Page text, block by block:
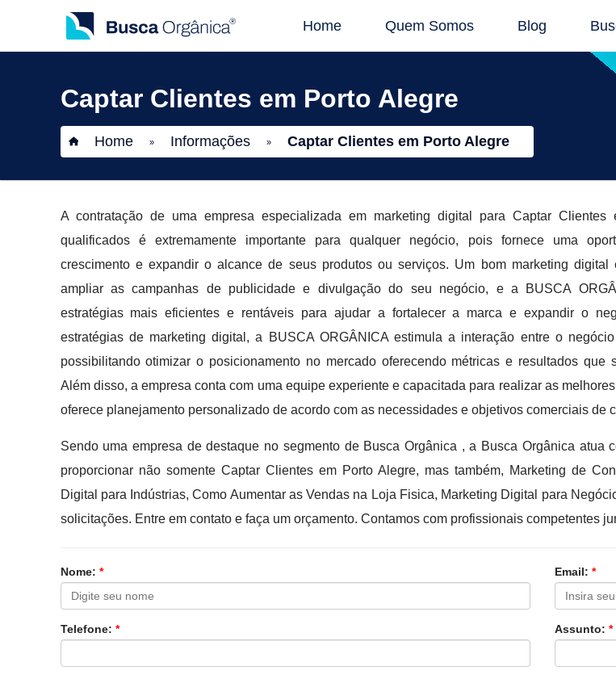
Home Quem Somos Blog
Captar Clientes em Porto Alegre
Home » Informações » Captar Clientes em Porto Alegre
A contratação de uma empresa especializada em marketing digital para Captar Clientes
qualificados é extremamente importante para qualquer negócio, pois fornece uma
crescimento e expandir o alcance de seus produtos ou serviços. Um bom marketing digital
ampliar as campanhas de publicidade e divulgação do seu negócio, e a BUSCA
estratégias mais eficientes e rentáveis para ajudar a fortalecer a marca e expandir o
estratégias de marketing digital, a BUSCA ORGÂNICA estimula a interação entre o
possibilitando otimizar o posicionamento no mercado oferecendo métricas e resultados que
Além disso, a empresa conta com uma equipe experiente e capacitada para realizar as
oferece planejamento personalizado de acordo com as necessidades e objetivos comerciais de
Sendo uma empresa de destaque no segmento de Busca Orgânica , a Busca Orgânica atua
proporcionar não somente Captar Clientes em Porto Alegre, mas também, Marketing de
Digital para Indústrias, Como Aumentar as Vendas na Loja Fisica, Marketing Digital para
solicitações. Entre em contato e faça um orçamento. Contamos com profissionais competentes
Nome: * Email: *
Telefone: * Assunto: *